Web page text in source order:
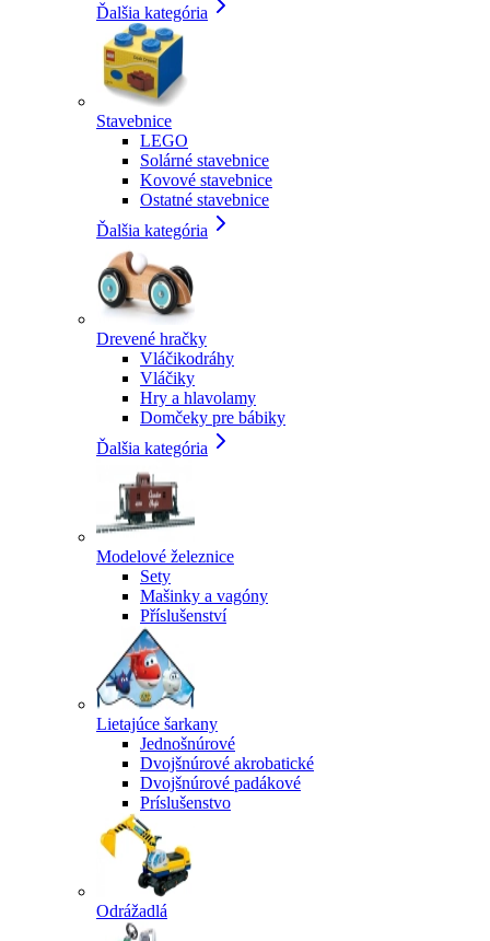
Ďalšia kategória
Stavebnice
LEGO
Solárné stavebnice
Kovové stavebnice
Ostatné stavebnice
Ďalšia kategória
Drevené hračky
Vláčikodráhy
Vláčiky
Hry a hlavolamy
Domčeky pre bábiky
Ďalšia kategória
Modelové železnice
Sety
Mašinky a vagóny
Příslušenství
Lietajúce šarkany
Jednošnúrové
Dvojšnúrové akrobatické
Dvojšnúrové padákové
Príslušenstvo
Odrážadlá